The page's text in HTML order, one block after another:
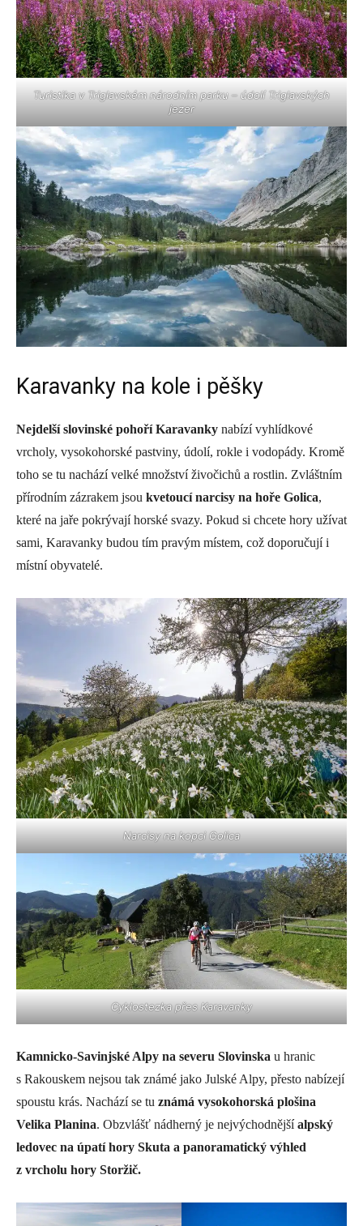
Turistika v Triglavském národním parku – údolí Triglavských
jezer
Karavanky na kole i pěšky
Nejdelší slovinské pohoří Karavanky nabízí vyhlídkové
vrcholy, vysokohorské pastviny, údolí, rokle i vodopády. Kromě
toho se tu nachází velké množství živočichů a rostlin. Zvláštním
přírodním zázrakem jsou kvetoucí narcisy na hoře Golica,
které na jaře pokrývají horské svazy. Pokud si chcete hory užívat
sami, Karavanky budou tím pravým místem, což doporučují i
místní obyvatelé.
Narcisy na kopci Golica
Cyklostezka přes Karavanky
Kamnicko-Savinjské Alpy na severu Slovinska u hranic
s Rakouskem nejsou tak známé jako Julské Alpy, přesto nabízejí
spoustu krás. Nachází se tu známá vysokohorská plošina
Velika Planina. Obzvlášť nádherný je nejvýchodnějšíalpský
ledovec na úpatí hory Skuta a panoramatický výhled
z vrcholu hory Storžič.